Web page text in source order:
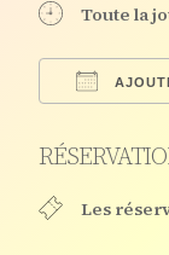
Toute la
Les